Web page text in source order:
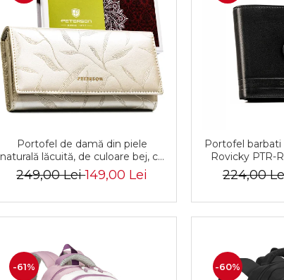
Portofel de damă din piele
naturală lăcuită, de culoare bej, cu
închidere cu capsă - Peterson
249,00 Lei149,00 Lei
Portofel barbati
Rovicky PTR-
224,00
-61% -60%